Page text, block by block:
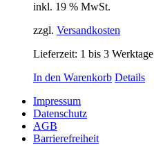
inkl. 19 % MwSt.
zzgl. Versandkosten
Lieferzeit: 1 bis 3 Werktage
In den Warenkorb Details
Impressum
Datenschutz
AGB
Barrierefreiheit